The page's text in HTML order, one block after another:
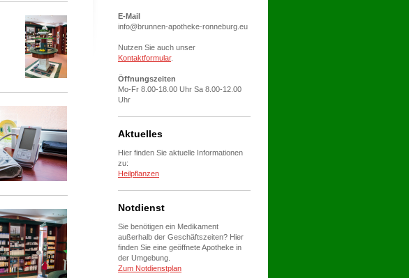
E-Mail
info@brunnen-apotheke-ronneburg.eu
Nutzen Sie auch unser
Kontaktformular.
Öffnungszeiten
Mo-Fr 8.00-18.00 Uhr Sa 8.00-12.00
Uhr
Aktuelles
Hier finden Sie aktuelle Informationen
zu:
Heilpflanzen
Notdienst
Sie benötigen ein Medikament
außerhalb der Geschäftszeiten? Hier
finden Sie eine geöffnete Apotheke in
der Umgebung.
Zum Notdienstplan